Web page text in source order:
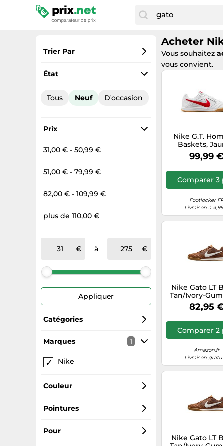
Trier Par
Préférés
Prix total
État
Tous Neuf D’occasion
Prix
31,00 € - 50,99 €
51,00 € - 79,99 €
82,00 € - 109,99 €
plus de 110,00 €
à
Appliquer
Catégories
Baskets
Chaussures de foot
Chaussures enfant
Chaussures de basket
Tenues de football
Marques 1
Nike
Couleur
Blanc
Noires
Pointures
43
Pour
Acheter
Vous souhaitez
vous convient.
Nike G.T.
Baskets,
Pointure 44
Maille/99,99 €
Comparer 3
Footlocker
Livraison à
Nike Gato LT
Tan/Ivory-
Brown 47.5
82,95 €
Comparer 2
Amazon.fr
Livraison
Nike Gato LT